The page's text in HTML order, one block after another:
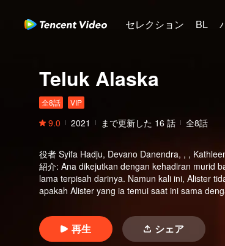
セレクション BL
Teluk Alaska
全8話 VIP
9.0 2021 まで更新した 16 話 全8話
役者 Syifa Hadju, Devano Danendra, , ,
紹介: Ana dikejutkan dengan kehadiran murid
lama terpisah darinya. Namun kali ini, Alister
apakah Alister yang ia temui saat ini sama
disadari oleh Iqbal, teman Tasya yang
antara Tasya, Alister, dan Iqbal. Persaingan
di saat yang bersamaan dengan Ana.
再生 シェア